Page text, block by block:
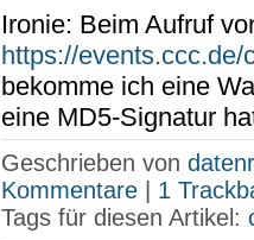
Ironie: Beim Aufruf
https://
bekomme ich eine
eine MD5-Signatur
Geschrieben von
Kommentare| 1
Tags für diesen Artikel: